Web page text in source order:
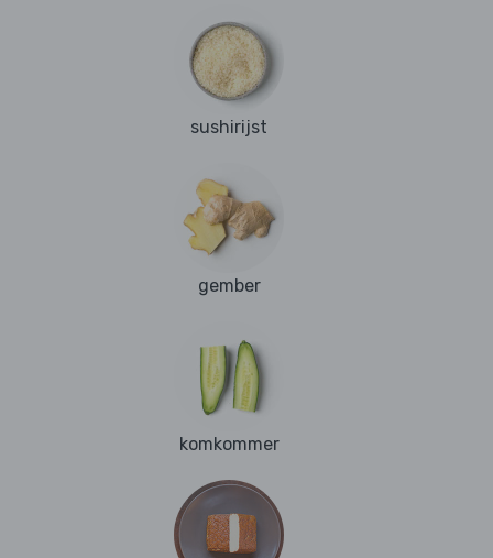
sushirijst
gember
komkommer